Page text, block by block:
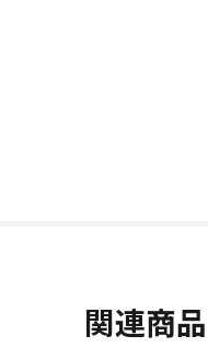
関連商品